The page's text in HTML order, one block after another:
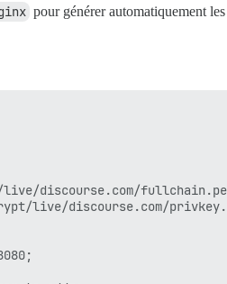
pour générer automatiquement
discourse.com/
live/discourse.com/